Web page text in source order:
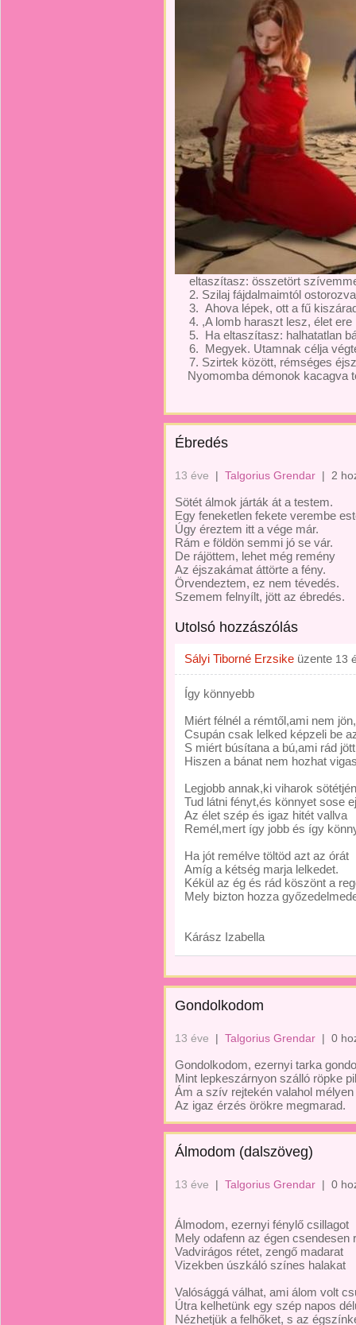
eltaszítasz: összetört
Szilaj fájdalmaimtól
Ahova lépek, ott a fű
,A lomb haraszt lesz, élet
Ha eltaszítasz: halhatatlan
Megyek. Utamnak célja
Szirtek között, rémséges
Nyomomba démonok kacagva
Ébredés
13 éve | Talgorius Grendar | 2
Sötét álmok járták át a testem.
Egy feneketlen fekete verembe
Úgy éreztem itt a vége már.
Rám e földön semmi jó se vár.
De rájöttem, lehet még remény
Az éjszakámat áttörte a fény.
Örvendeztem, ez nem tévedés.
Szemem felnyílt, jött az ébredés.
Utolsó hozzászólás
Sályi Tiborné Erzsike üzente 13
Így könnyebb
Miért félnél a rémtől,ami nem jön,
Csupán csak lelked képzeli be
S miért búsítana a bú,ami rád
Hiszen a bánat nem hozhat
Legjobb annak,ki viharok sötétjén
Tud látni fényt,és könnyet sose
Az élet szép és igaz hitét vallva
Remél,mert így jobb és így
Ha jót remélve töltöd azt az órát
Amíg a kétség marja lelkedet.
Kékül az ég és rád köszönt a
Mely bizton hozza
Kárász Izabella
Gondolkodom
13 éve | Talgorius Grendar | 0
Gondolkodom, ezernyi tarka
Mint lepkeszárnyon szálló röpke
Ám a szív rejtekén valahol mélyen
Az igaz érzés örökre megmarad.
Álmodom (dalszöveg)
13 éve | Talgorius Grendar | 0
Álmodom, ezernyi fénylő csillagot
Mely odafenn az égen csendesen
Vadvirágos rétet, zengő madarat
Vizekben úszkáló színes halakat
Valósággá válhat, ami álom volt
Útra kelhetünk egy szép napos
Nézhetjük a felhőket, s az